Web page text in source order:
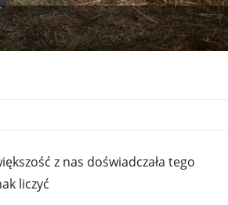
z nas doświadczała tego
liczyć